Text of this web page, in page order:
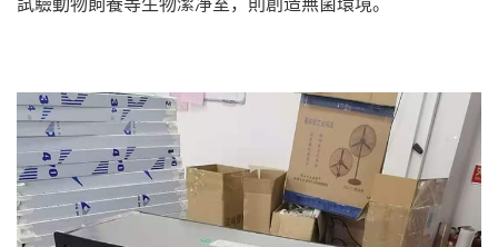
試驗動物飼養等生物潔凈室，則創造無菌環境。